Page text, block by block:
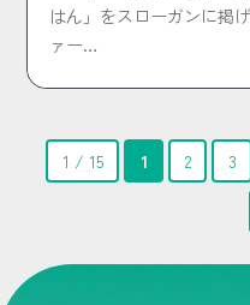
はん」をスローガンに掲
ァー…
1 / 15 1 2 3